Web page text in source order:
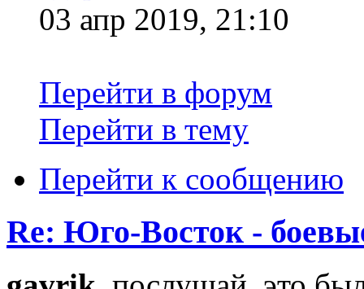
03 апр 2019, 21:10
Перейти в форум
Перейти в тему
Перейти к сообщению
Re: Юго-Восток -